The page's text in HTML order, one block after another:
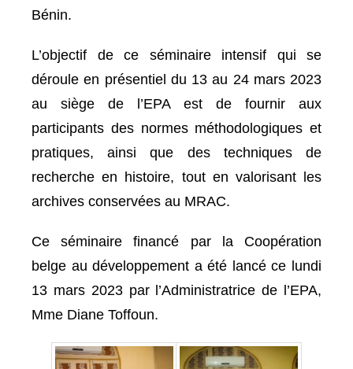
Bénin.
L’objectif de ce séminaire intensif qui se
déroule en présentiel du 13 au 24 mars 2023
au siège de l’EPA est de fournir aux
participants des normes méthodologiques et
pratiques, ainsi que des techniques de
recherche en histoire, tout en valorisant les
archives conservées au MRAC.
Ce séminaire financé par la Coopération
belge au développement a été lancé ce lundi
13 mars 2023 par l’Administratrice de l’EPA,
Mme Diane Toffoun.